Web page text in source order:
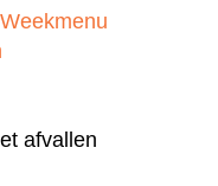
afvallen